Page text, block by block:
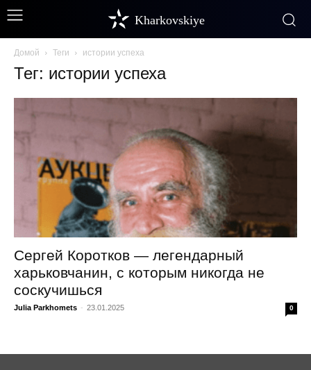
Kharkovskiye
Домой Теги истории успеха
Тег: истории успеха
Сергей Коротков — легендарный
харьковчанин, с которым никогда не
соскучишься
Julia Parkhomets - 23.01.2025 0